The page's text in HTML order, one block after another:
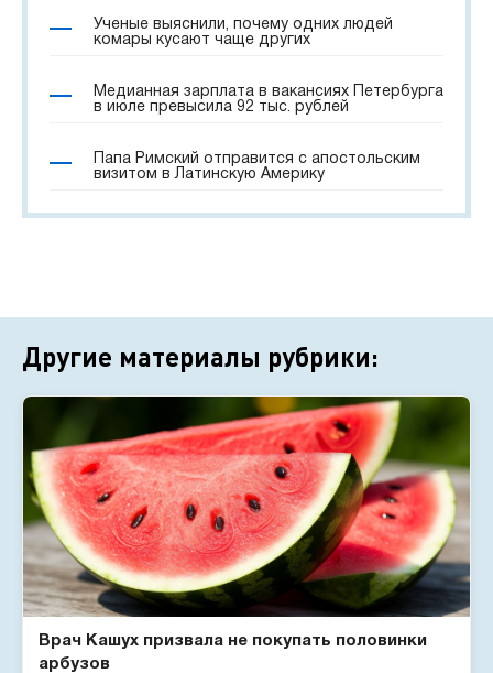
Ученые выяснили, почему одних людей
комары кусают чаще других
Медианная зарплата в вакансиях Петербурга
в июле превысила 92 тыс. рублей
Папа Римский отправится с апостольским
визитом в Латинскую Америку
Другие материалы рубрики:
Врач Кашух призвала не покупать половинки
арбузов